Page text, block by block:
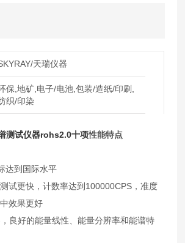
天瑞仪器
保,地矿,电子/电池,包装/造纸/印刷,
织/印染
测试仪器rohs2.0十项性能特点
达到国际水平
试更快，计数率达到100000CPS，准度
效果更好
良好的能量线性、能量分辨率和能谱特